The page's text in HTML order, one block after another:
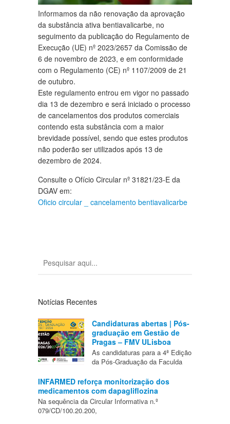
Informamos da não renovação da aprovação
da substância ativa bentiavalicarbe, no
seguimento da publicação do Regulamento de
Execução (UE) nº 2023/2657 da Comissão de
6 de novembro de 2023, e em conformidade
com o Regulamento (CE) nº 1107/2009 de 21
de outubro.
Este regulamento entrou em vigor no passado
dia 13 de dezembro e será iniciado o processo
de cancelamentos dos produtos comerciais
contendo esta substância com a maior
brevidade possível, sendo que estes produtos
não poderão ser utilizados após 13 de
dezembro de 2024.
Consulte o Ofício Circular nº 31821/23-E da
DGAV em:
Oficio circular _ cancelamento bentiavalicarbe
Notícias Recentes
Candidaturas abertas | Pós-
graduação em Gestão de
Pragas – FMV ULisboa
As candidaturas para a 4ª Edição
da Pós-Graduação da Faculda
INFARMED reforça monitorização dos
medicamentos com dapagliflozina
Na sequência da Circular Informativa n.º
079/CD/100.20.200,